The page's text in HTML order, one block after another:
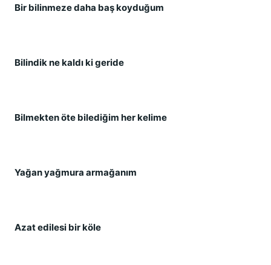
Bir bilinmeze daha baş koyduğum
Bilindik ne kaldı ki geride
Bilmekten öte bilediğim her kelime
Yağan yağmura armağanım
Azat edilesi bir köle